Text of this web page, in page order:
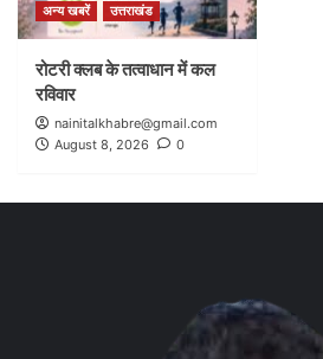
अन्य खबरें उत्तराखंड
रोटरी क्लब के तत्वाधान में कल
रविवार
nainitalkhabre@gmail.com
August 8, 2026
0